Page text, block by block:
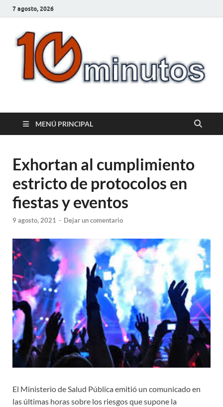
7 agosto, 2026
10minutos.com.uy
MENÚ PRINCIPAL
Exhortan al cumplimiento
estricto de protocolos en
fiestas y eventos
9 agosto, 2021 - Dejar un comentario
El Ministerio de Salud Pública emitió un comunicado en
las últimas horas sobre los riesgos que supone la